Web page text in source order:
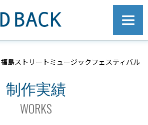
福島ストリートミュージックフェスティバル
制作実績
WORKS